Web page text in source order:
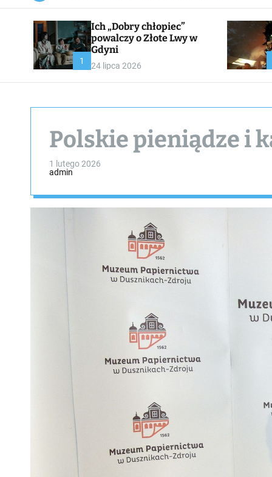
a
a
s
W
i
t
1
Ich „Dobry chłopiec”
powalczy o Złote Lwy w
Gdyni
24 lipca 2026
Polskie pieniądze i
1 lutego 2026
admin